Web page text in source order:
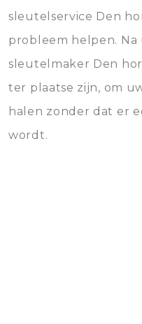
sleutelservice Den
probleem helpen.
sleutelmaker Den
ter plaatse zijn, om
halen zonder dat er
wordt.